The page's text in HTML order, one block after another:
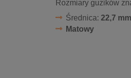
Rozmiary guzików
Średnica: 22,7 mm
Matowy